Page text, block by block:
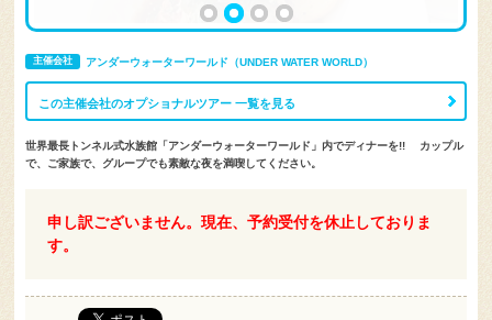
主催会社 アンダーウォーターワールド（UNDER WATER WORLD）
この主催会社のオプショナルツアー 一覧を見る
世界最長トンネル式水族館「アンダーウォーターワールド」内でディナーを!! カップル
で、ご家族で、グループでも素敵な夜を満喫してください。
申し訳ございません。現在、予約受付を休止しておりま
す。